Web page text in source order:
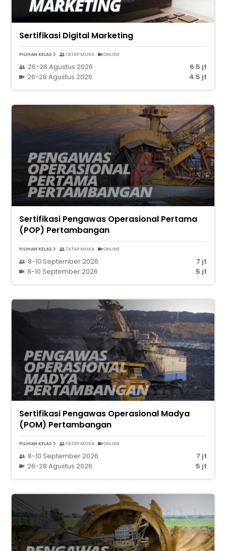
Sertifikasi Digital Marketing
PILIHAN KELAS TATAP MUKA ONLINE
26-28 Agustus 2026
6.5 jt
26-28 Agustus 2026
4.5 jt
Sertifikasi Pengawas Operasional Pertama
(POP) Pertambangan
PILIHAN KELAS TATAP MUKA ONLINE
8-10 September 2026
7 jt
8-10 September 2026
5 jt
Sertifikasi Pengawas Operasional Madya
(POM) Pertambangan
PILIHAN KELAS TATAP MUKA ONLINE
8-10 September 2026
7 jt
26-28 Agustus 2026
5 jt